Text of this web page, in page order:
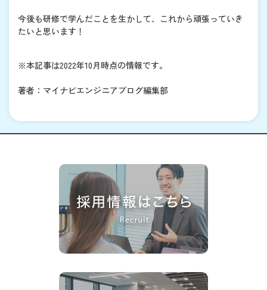
今後も研修で学んだことを生かして、これから頑張っていき
たいと思います！
※本記事は2022年10月時点の情報です。
著者：マイナビエンジニアブログ編集部